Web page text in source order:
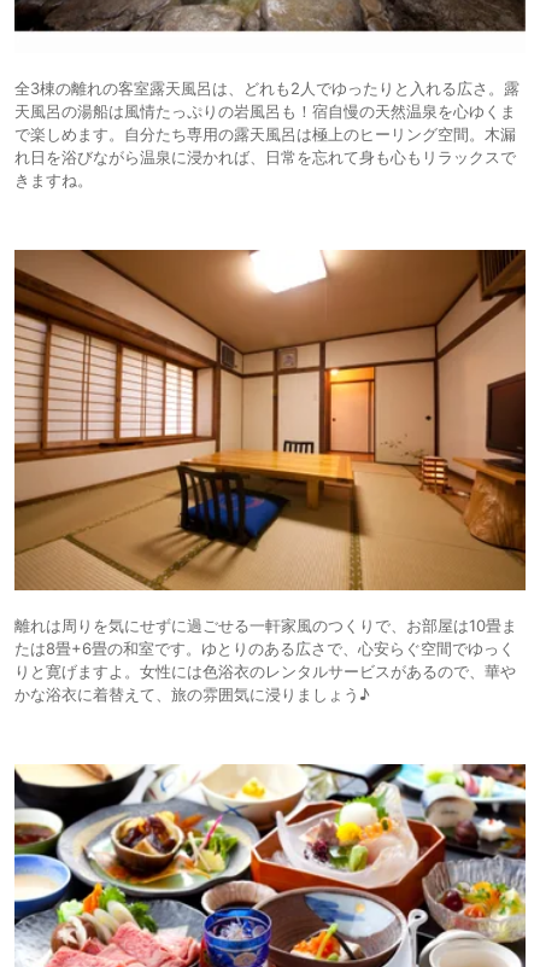
全3棟の離れの客室露天風呂は、どれも2人でゆったりと入れる広さ。露
天風呂の湯船は風情たっぷりの岩風呂も！宿自慢の天然温泉を心ゆくま
で楽しめます。自分たち専用の露天風呂は極上のヒーリング空間。木漏
れ日を浴びながら温泉に浸かれば、日常を忘れて身も心もリラックスで
きますね。
離れは周りを気にせずに過ごせる一軒家風のつくりで、お部屋は10畳ま
たは8畳+6畳の和室です。ゆとりのある広さで、心安らぐ空間でゆっく
りと寛げますよ。女性には色浴衣のレンタルサービスがあるので、華や
かな浴衣に着替えて、旅の雰囲気に浸りましょう♪